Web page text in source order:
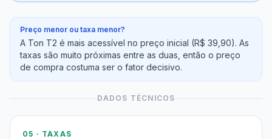
Preço menor ou taxa menor?
A Ton T2 é mais acessível no preço inicial (R$ 39,90). As
taxas são muito próximas entre as duas, então o preço
de compra costuma ser o fator decisivo.
DADOS TÉCNICOS
05 · TAXAS